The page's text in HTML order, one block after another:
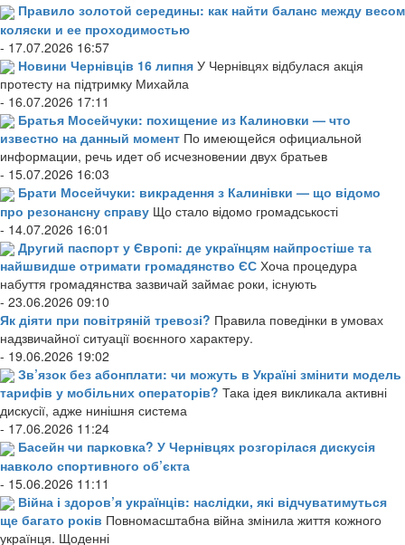
Правило золотой середины: как найти баланс между весом
коляски и ее проходимостью
- 17.07.2026 16:57
Новини Чернівців 16 липня У Чернівцях відбулася акція
протесту на підтримку Михайла
- 16.07.2026 17:11
Братья Мосейчуки: похищение из Калиновки — что
известно на данный момент По имеющейся официальной
информации, речь идет об исчезновении двух братьев
- 15.07.2026 16:03
Брати Мосейчуки: викрадення з Калинівки — що відомо
про резонансну справу Що стало відомо громадськості
- 14.07.2026 16:01
Другий паспорт у Європі: де українцям найпростіше та
найшвидше отримати громадянство ЄС Хоча процедура
набуття громадянства зазвичай займає роки, існують
- 23.06.2026 09:10
Як діяти при повітряній тревозі? Правила поведінки в умовах
надзвичайної ситуації воєнного характеру.
- 19.06.2026 19:02
Зв’язок без абонплати: чи можуть в Україні змінити модель
тарифів у мобільних операторів? Така ідея викликала активні
дискусії, адже нинішня система
- 17.06.2026 11:24
Басейн чи парковка? У Чернівцях розгорілася дискусія
навколо спортивного об’єкта
- 15.06.2026 11:11
Війна і здоров’я українців: наслідки, які відчуватимуться
ще багато років Повномасштабна війна змінила життя кожного
українця. Щоденні